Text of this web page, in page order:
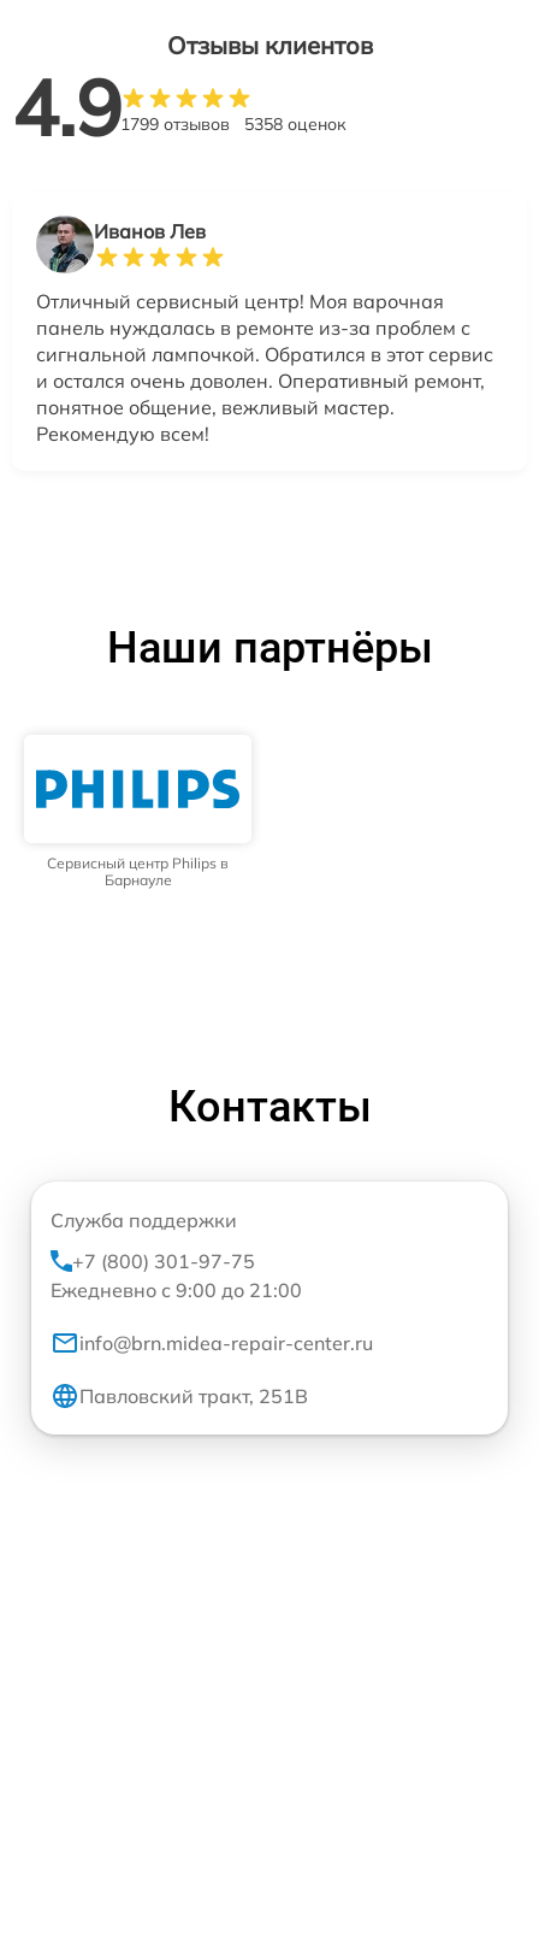
Отзывы клиентов
4.91799 отзывов 5358 оценок
Иванов Лев
Отличный сервисный центр! Моя варочная
панель нуждалась в ремонте из-за проблем с
сигнальной лампочкой. Обратился в этот сервис
и остался очень доволен. Оперативный ремонт,
понятное общение, вежливый мастер.
Рекомендую всем!
Наши партнёры
Сервисный центр Philips в
Барнауле
Контакты
Служба поддержки
+7 (800) 301-97-75
Ежедневно с 9:00 до 21:00
info@brn.midea-repair-center.ru
Павловский тракт, 251В